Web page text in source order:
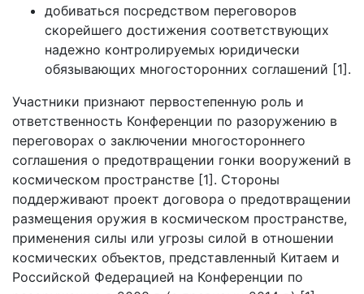
добиваться посредством переговоров
скорейшего достижения соответствующих
надежно контролируемых юридически
обязывающих многосторонних соглашений [1].
Участники признают первостепенную роль и
ответственность Конференции по разоружению в
переговорах о заключении многостороннего
соглашения о предотвращении гонки вооружений в
космическом пространстве [1]. Стороны
поддерживают проект договора о предотвращении
размещения оружия в космическом пространстве,
применения силы или угрозы силой в отношении
космических объектов, представленный Китаем и
Российской Федерацией на Конференции по